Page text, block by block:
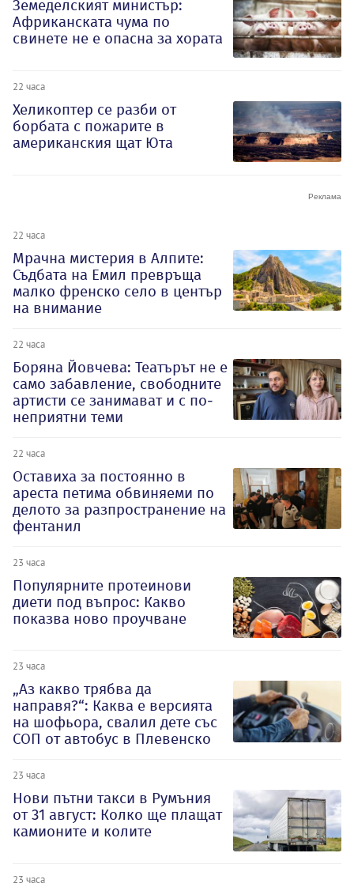
Земеделският министър:
Африканската чума по
свинете не е опасна за хората
22 часа
Хеликоптер се разби от
борбата с пожарите в
американския щат Юта
22 часа
Мрачна мистерия в Алпите:
Съдбата на Емил превръща
малко френско село в център
на внимание
22 часа
Боряна Йовчева: Театърът не е
само забавление, свободните
артисти се занимават и с по-
неприятни теми
22 часа
Оставиха за постоянно в
ареста петима обвиняеми по
делото за разпространение на
фентанил
23 часа
Популярните протеинови
диети под въпрос: Какво
показва ново проучване
23 часа
„Аз какво трябва да
направя?“: Каква е версията
на шофьора, свалил дете със
СОП от автобус в Плевенско
23 часа
Нови пътни такси в Румъния
от 31 август: Колко ще плащат
камионите и колите
23 часа